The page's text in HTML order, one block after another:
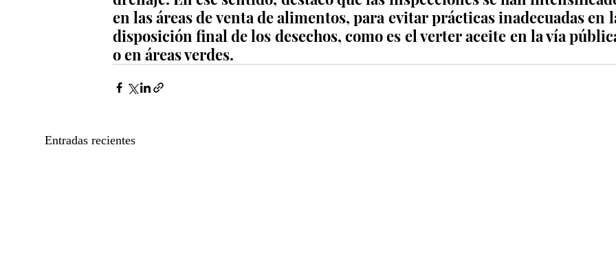
en las áreas de venta de alimentos, para evitar prácticas inadecuadas en
disposición final de los desechos, como es el verter aceite en la vía
o en áreas verdes.
Entradas recientes